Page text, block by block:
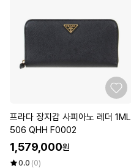
프라다 장지갑 사피아노 레더 1ML
506 QHH F0002
1,579,000원
0.0 (0)